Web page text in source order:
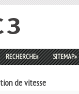
RECHERCHE» SITEMAP»
de vitesse